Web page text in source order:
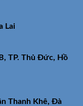
Lai
TP. Thủ Đức, Hồ
Thanh Khê, Đà